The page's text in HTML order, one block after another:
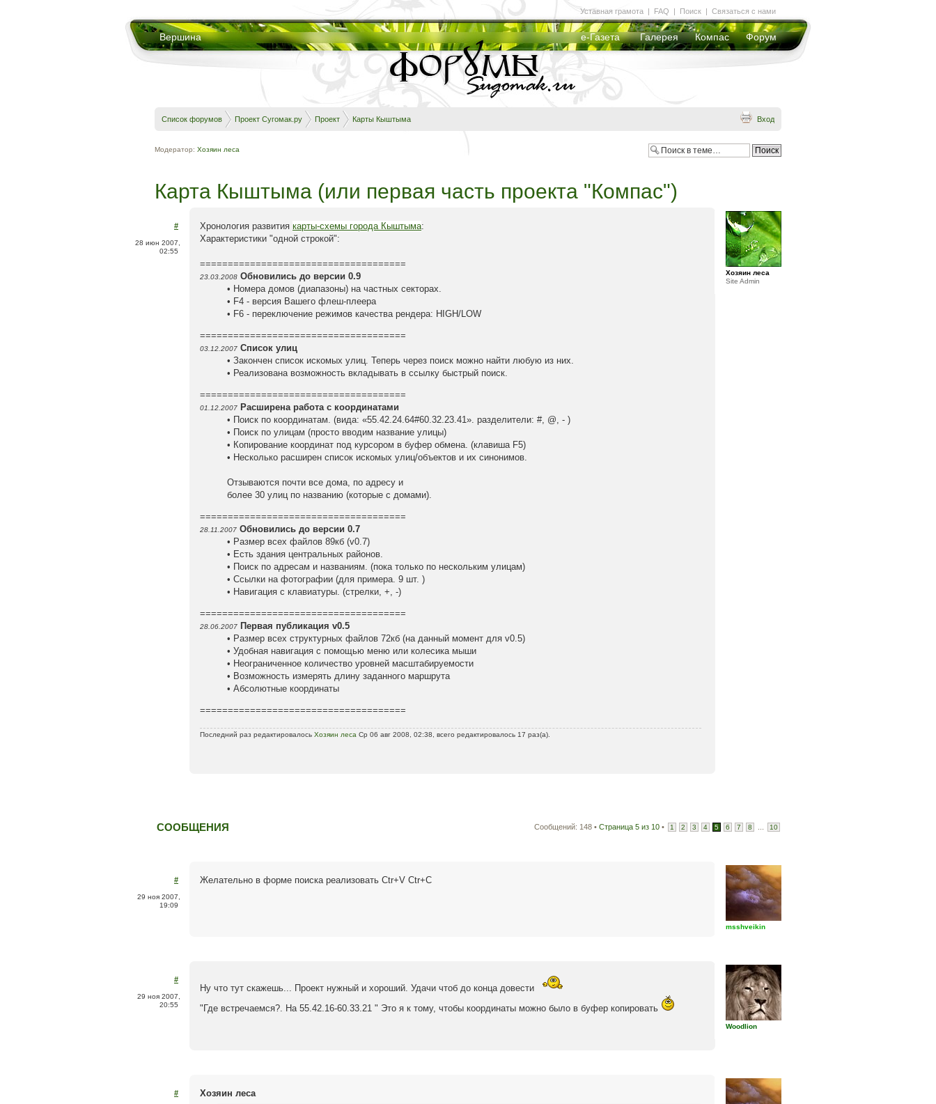
Вершина е-Газета Галерея Компас Форум
Уставная грамота | FAQ | Поиск | Связаться с нами
Список форумов Проект Сугомак.ру Проект Карты Кыштыма Вход
Модератор: Хозяин леса
Карта Кыштыма (или первая часть проекта "Компас")
#
28 июн 2007,
02:55
Хронология развития карты-схемы города Кыштыма:
Характеристики "одной строкой":
=====================================
23.03.2008 Обновились до версии 0.9
• Номера домов (диапазоны) на частных секторах.
• F4 - версия Вашего флеш-плеера
• F6 - переключение режимов качества рендера: HIGH/LOW
=====================================
03.12.2007 Список улиц
• Закончен список искомых улиц. Теперь через поиск можно найти любую из них.
• Реализована возможность вкладывать в ссылку быстрый поиск.
=====================================
01.12.2007 Расширена работа с координатами
• Поиск по координатам. (вида: «55.42.24.64#60.32.23.41». разделители: #, @, - )
• Поиск по улицам (просто вводим название улицы)
• Копирование координат под курсором в буфер обмена. (клавиша F5)
• Несколько расширен список искомых улиц/объектов и их синонимов.
Отзываются почти все дома, по адресу и
более 30 улиц по названию (которые с домами).
=====================================
28.11.2007 Обновились до версии 0.7
• Размер всех файлов 89кб (v0.7)
• Есть здания центральных районов.
• Поиск по адресам и названиям. (пока только по нескольким улицам)
• Ссылки на фотографии (для примера. 9 шт. )
• Навигация с клавиатуры. (стрелки, +, -)
=====================================
28.06.2007 Первая публикация v0.5
• Размер всех структурных файлов 72кб (на данный момент для v0.5)
• Удобная навигация с помощью меню или колесика мыши
• Неограниченное количество уровней масштабируемости
• Возможность измерять длину заданного маршрута
• Абсолютные координаты
=====================================
Последний раз редактировалось Хозяин леса Ср 06 авг 2008, 02:38, всего редактировалось 17 раз(а).
Хозяин леса
Site Admin
СООБЩЕНИЯ Сообщений: 148 • Страница 5 из 10 • 1 2 3 4 5 6 7 8 10
#
29 ноя 2007,
19:09
Желательно в форме поиска реализовать Сtr+V Сtr+C
msshveikin
#
29 ноя 2007,
20:55
Ну что тут скажешь... Проект нужный и хороший. Удачи чтоб до конца довести
"Где встречаемся?. На 55.42.16-60.33.21 " Это я к тому, чтобы координаты можно было в буфер копировать
Woodlion
# Хозяин леса